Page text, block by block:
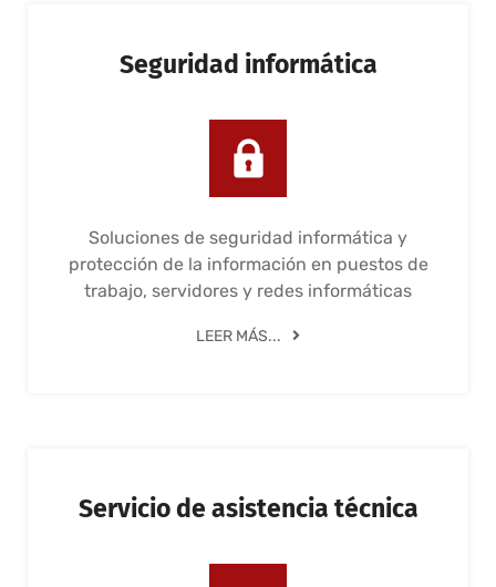
Seguridad informática
Soluciones de seguridad informática y
protección de la información en puestos de
trabajo, servidores y redes informáticas
LEER MÁS...
Servicio de asistencia técnica